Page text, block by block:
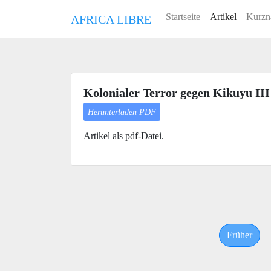
AFRICA LIBRE Startseite Artikel
Kolonialer Terror gegen Kikuyu III
Herunterladen PDF
Artikel als pdf-Datei.
Früher